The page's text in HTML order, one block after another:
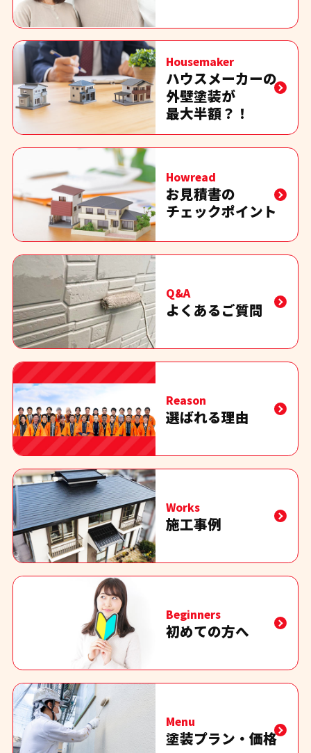
Housemaker
ハウスメーカーの
外壁塗装が
最大半額？！
Howread
お見積書の
チェックポイント
Q&A
よくあるご質問
Reason
選ばれる理由
Works
施工事例
Beginners
初めての方へ
Menu
塗装プラン・価格